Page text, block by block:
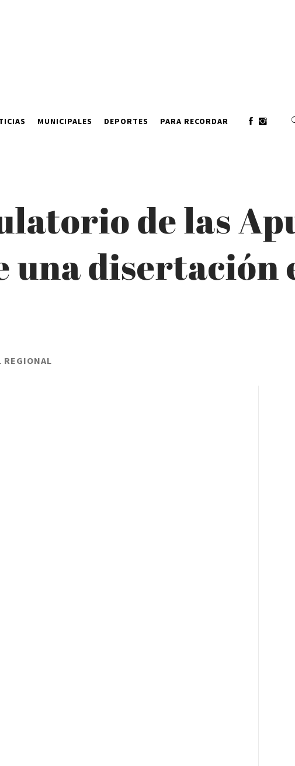
MUNICIPALES DEPORTES PARA RECORDAR
de las
una disertación
REGIONAL